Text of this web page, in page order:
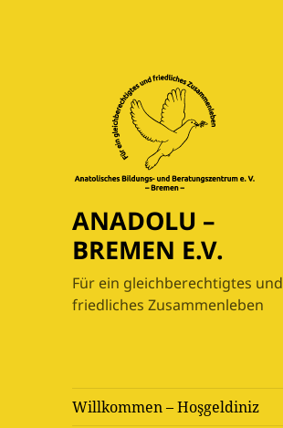
ANADOLU –
BREMEN E.V.
Für ein gleichberechtigtes und
friedliches Zusammenleben
Willkommen – Hoşgeldiniz